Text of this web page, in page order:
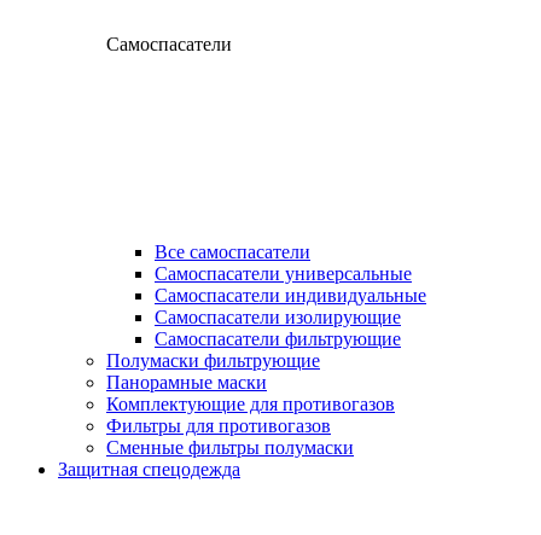
Самоспасатели
Все самоспасатели
Самоспасатели универсальные
Самоспасатели индивидуальные
Самоспасатели изолирующие
Самоспасатели фильтрующие
Полумаски фильтрующие
Панорамные маски
Комплектующие для противогазов
Фильтры для противогазов
Сменные фильтры полумаски
Защитная спецодежда